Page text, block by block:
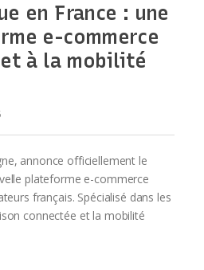
en France : une
e-commerce
à la mobilité
annonce officiellement le
plateforme e-commerce
français. Spécialisé dans les
connectée et la mobilité